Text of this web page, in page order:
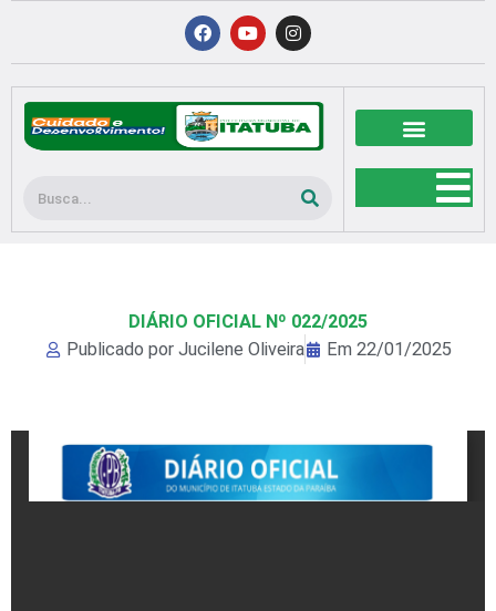
conteúdo
F
a
c
b
o
o
k
Y
o
u
u
b
e
I
n
s
a
g
r
a
Pesquisar
DIÁRIO OFICIAL Nº 022/2025
Publicado por Jucilene Oliveira Em 22/01/2025